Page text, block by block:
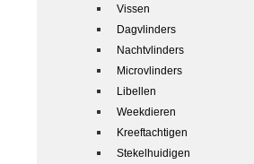
Vissen
Dagvlinders
Nachtvlinders
Microvlinders
Libellen
Weekdieren
Kreeftachtigen
Stekelhuidigen